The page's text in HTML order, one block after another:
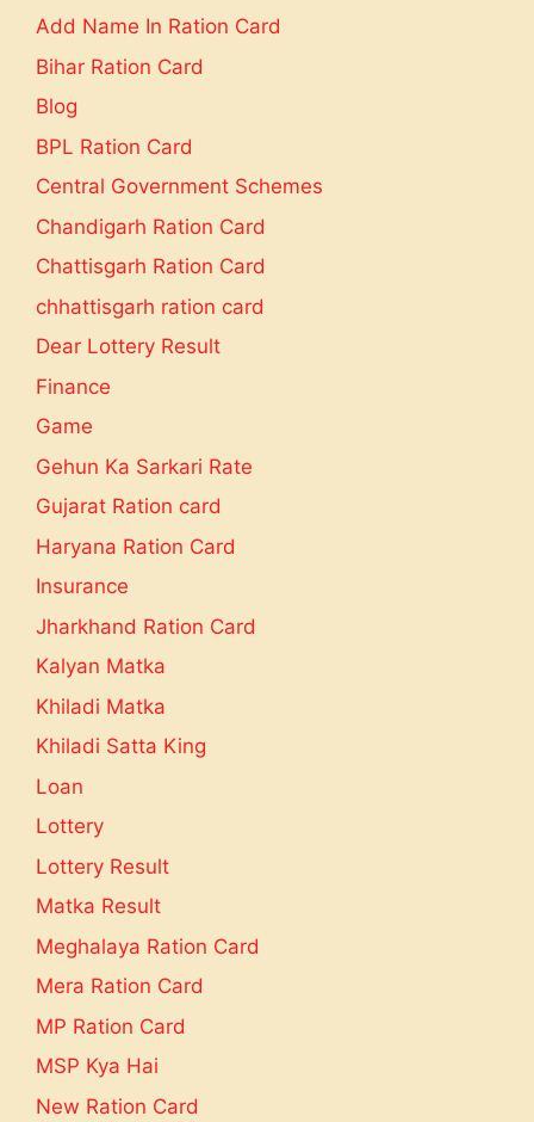
Add Name In Ration Card
Bihar Ration Card
Blog
BPL Ration Card
Central Government Schemes
Chandigarh Ration Card
Chattisgarh Ration Card
chhattisgarh ration card
Dear Lottery Result
Finance
Game
Gehun Ka Sarkari Rate
Gujarat Ration card
Haryana Ration Card
Insurance
Jharkhand Ration Card
Kalyan Matka
Khiladi Matka
Khiladi Satta King
Loan
Lottery
Lottery Result
Matka Result
Meghalaya Ration Card
Mera Ration Card
MP Ration Card
MSP Kya Hai
New Ration Card